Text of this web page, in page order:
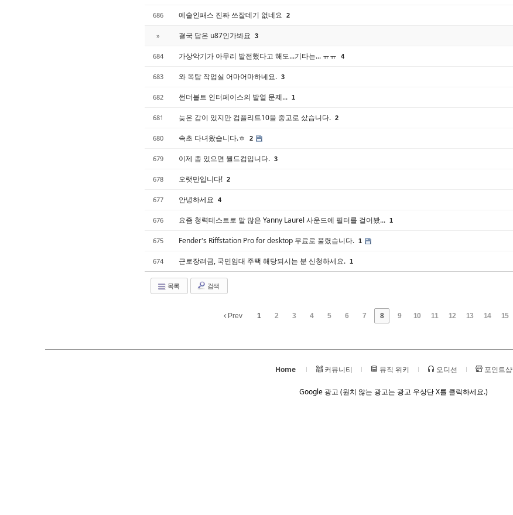
686 예술인패스 진짜 쓰잘데기 없네요 2
» 결국 답은 u87인가봐요 3
684 가상악기가 아무리 발전했다고 해도...기타는... ㅠㅠ 4
683 와 옥탑 작업실 어마어마하네요. 3
682 썬더볼트 인터페이스의 발열 문제... 1
681 늦은 감이 있지만 컴플리트10을 중고로 샀습니다. 2
680 속초 다녀왔습니다.ㅎ 2
679 이제 좀 있으면 월드컵입니다. 3
678 오랫만입니다! 2
677 안녕하세요 4
676 요즘 청력테스트로 말 많은 Yanny Laurel 사운드에 필터를 걸어봤... 1
675 Fender's Riffstation Pro for desktop 무료로 풀렸습니다. 1
674 근로장려금, 국민임대 주택 해당되시는 분 신청하세요. 1
목록 검색
Prev 1 2 3 4 5 6 7 8 9 10 11 12 13 14 15
Home 커뮤니티 뮤직 위키 오디션 포인트샵
Google 광고 (원치 않는 광고는 광고 우상단 X를 클릭하세요.)